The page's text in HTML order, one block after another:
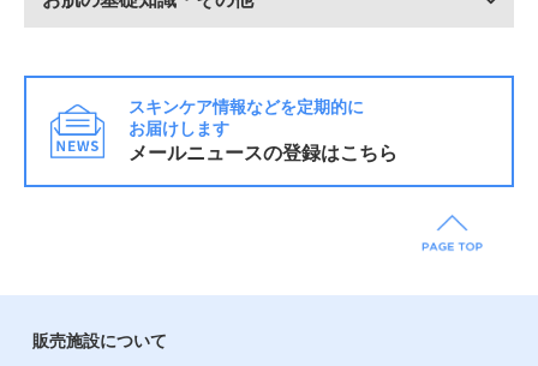
スキンケア情報などを定期的に
お届けします
メールニュースの登録はこちら
販売施設について